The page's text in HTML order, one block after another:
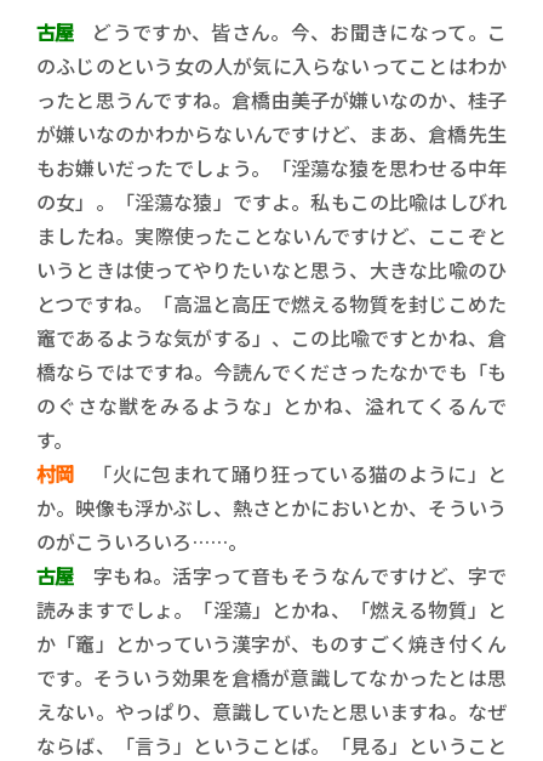
古屋どうですか、皆さん。今、お聞きになって。こ
のふじのという女の人が気に入らないってことはわか
ったと思うんですね。倉橋由美子が嫌いなのか、桂子
が嫌いなのかわからないんですけど、まあ、倉橋先生
もお嫌いだったでしょう。「淫蕩な猿を思わせる中年
の女」。「淫蕩な猿」ですよ。私もこの比喩はしびれ
ましたね。実際使ったことないんですけど、ここぞと
いうときは使ってやりたいなと思う、大きな比喩のひ
とつですね。「高温と高圧で燃える物質を封じこめた
竈であるような気がする」、この比喩ですとかね、倉
橋ならではですね。今読んでくださったなかでも「も
のぐさな獣をみるような」とかね、溢れてくるんで
す。
村岡「火に包まれて踊り狂っている猫のように」と
か。映像も浮かぶし、熱さとかにおいとか、そういう
のがこういろいろ……。
古屋字もね。活字って音もそうなんですけど、字で
読みますでしょ。「淫蕩」とかね、「燃える物質」と
か「竈」とかっていう漢字が、ものすごく焼き付くん
です。そういう効果を倉橋が意識してなかったとは思
えない。やっぱり、意識していたと思いますね。なぜ
ならば、「言う」ということば。「見る」ということ